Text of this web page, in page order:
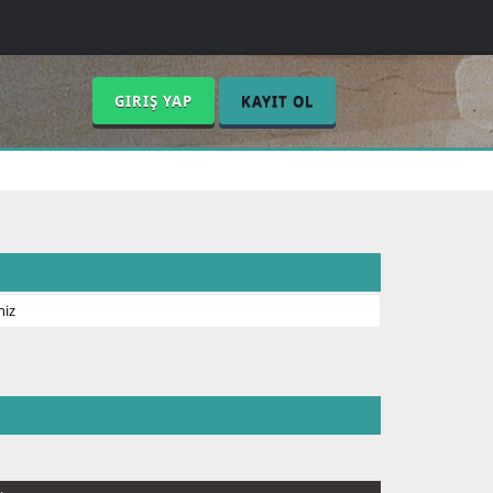
GIRIŞ YAP KAYIT OL